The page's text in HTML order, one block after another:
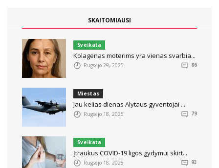
SKAITOMIAUSI
Sveikata
Kolagenas moterims yra vienas svarbia...
Rugsėjo 29, 2025 86
Miestas
Jau kelias dienas Alytaus gyventojai ...
Rugsėjo 18, 2025 79
Sveikata
Įtraukus COVID-19 ligos gydymui skirt...
Rugsėjo 18, 2025 93